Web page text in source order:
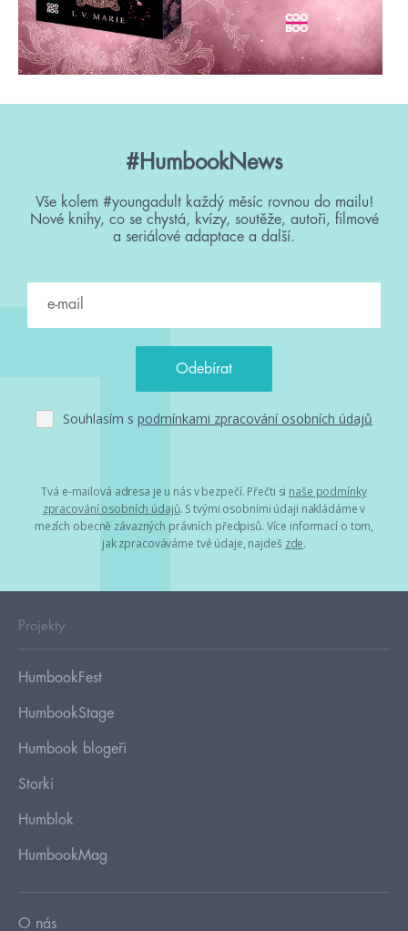
#HumbookNews
Vše kolem #youngadult každý měsíc rovnou do mailu!
Nové knihy, co se chystá, kvízy, soutěže, autoři, filmové
a seriálové adaptace a další.
Souhlasím s podmínkami zpracování osobních údajů
Tvá e-mailová adresa je u nás v bezpečí. Přečti si naše podmínky
zpracování osobních údajů. S tvými osobními údaji nakládáme v
mezích obecně závazných právních předpisů. Více informací o tom,
jak zpracováváme tvé údaje, najdeš zde.
Projekty
HumbookFest
HumbookStage
Humbook blogeři
Storki
Humblok
HumbookMag
O nás